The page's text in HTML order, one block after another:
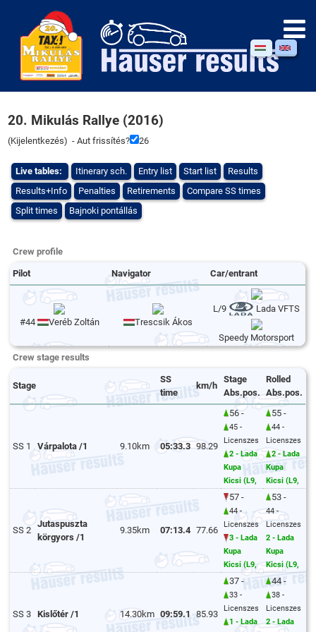
20. Mikulás Rallye (2016)
(Kijelentkezés) - Aut frissítés? 26
Live tables: Itinerary sch. Entry list Start list
Results
Results+Info
Penalties Retirements
Compare SS times
Split times
Bajnoki pontállás
Crew profile
Pilot Navigator Car/entrant
#44 Veréb Zoltán Trescsik Ákos
L/9 Lada VFTS
Speedy Motorsport
Crew stage results
Stage
SS
time
km/h
Stage
Abs.pos.
Rolled
Abs.pos.
SS 1 Várpalota /1 9.10km 05:33.3 98.29
56 -
45 -
Licenszes
2 - Lada
Kupa
Kicsi (L9,
55 -
44 -
Licenszes
2 - Lada
Kupa
Kicsi (L9,
SS 2
Jutaspuszta
körgyors /1
9.35km 07:13.4 77.66
57 -
44 -
Licenszes
3 - Lada
Kupa
Kicsi (L9,
53 -
44 -
Licenszes
2 - Lada
Kupa
Kicsi (L9,
SS 3 Kislőtér /1 14.30km 09:59.1 85.93
37 -
33 -
Licenszes
1 - Lada
44 -
38 -
Licenszes
2 - Lada